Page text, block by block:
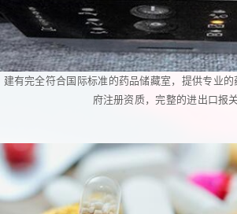
建有完全符合国际标准的药品储藏室，提供专业
府注册资质，完整的进出口报关